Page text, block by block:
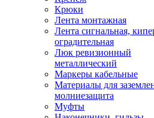
Крюки
Лента монтажная
Лента сигнальная,
оградительная
Люк ревизионный
металлический
Маркеры кабельные
Материалы для
молниезащита
Муфты